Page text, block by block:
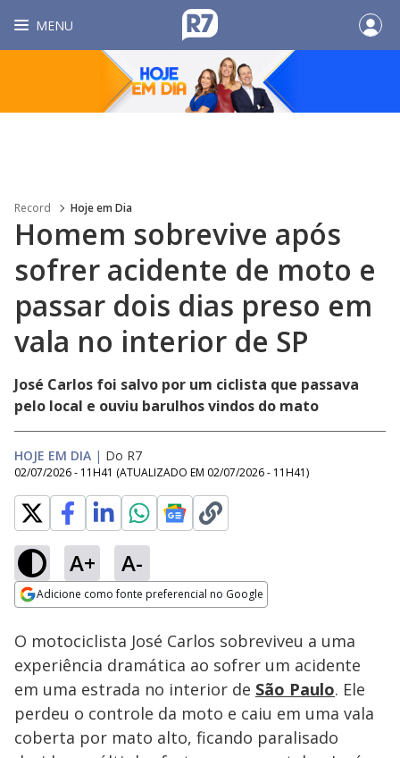
MENU
Record Hoje em Dia
Homem sobrevive após
sofrer acidente de moto e
passar dois dias preso em
vala no interior de SP
José Carlos foi salvo por um ciclista que passava
pelo local e ouviu barulhos vindos do mato
HOJE EM DIA | Do R7
02/07/2026 - 11H41 (ATUALIZADO EM 02/07/2026 - 11H41)
A+ A-
Adicione como fonte preferencial no Google
Ativar
Loaded
19.02%
O motociclista José Carlos sobreviveu a uma
experiência dramática ao sofrer um acidente
em uma estrada no interior de São Paulo. Ele
perdeu o controle da moto e caiu em uma vala
coberta por mato alto, ficando paralisado